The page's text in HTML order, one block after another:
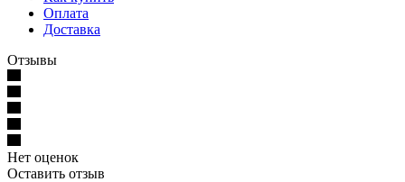
Оплата
Доставка
Отзывы
Нет оценок
Оставить отзыв